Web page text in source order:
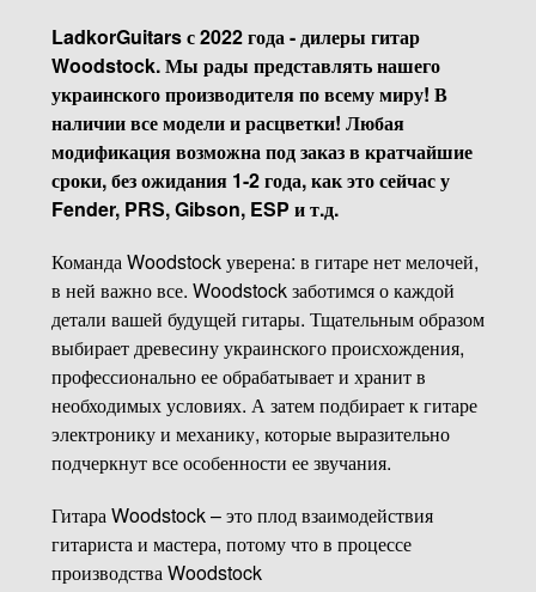
LadkorGuitars с 2022 года - дилеры гитар
Woodstock. Мы рады представлять нашего
украинского производителя по всему миру! В
наличии все модели и расцветки! Любая
модификация возможна под заказ в кратчайшие
сроки, без ожидания 1-2 года, как это сейчас у
Fender, PRS, Gibson, ESP и т.д.
Команда Woodstock уверена: в гитаре нет мелочей,
в ней важно все. Woodstock заботимся о каждой
детали вашей будущей гитары. Тщательным образом
выбирает древесину украинского происхождения,
профессионально ее обрабатывает и хранит в
необходимых условиях. А затем подбирает к гитаре
электронику и механику, которые выразительно
подчеркнут все особенности ее звучания.
Гитара Woodstock – это плод взаимодействия
гитариста и мастера, потому что в процессе
производства Woodstock